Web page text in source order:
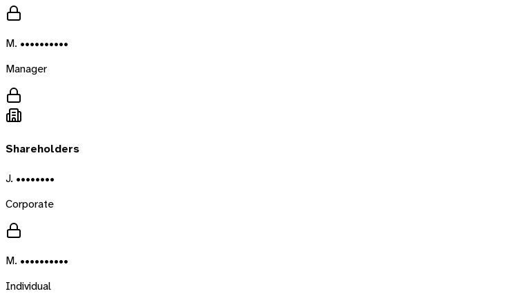
M. ••••••••••
Manager
Shareholders
J. ••••••••
Corporate
M. ••••••••••
Individual